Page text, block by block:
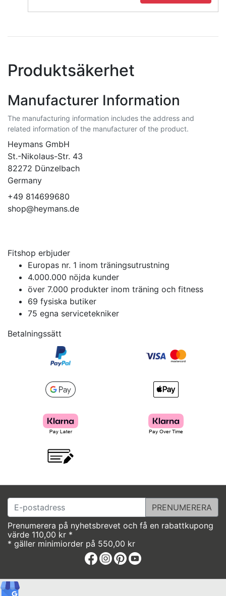
Produktsäkerhet
Manufacturer Information
The manufacturing information includes the address and
related information of the manufacturer of the product.
Heymans GmbH
St.-Nikolaus-Str. 43
82272 Dünzelbach
Germany
+49 814699680
shop@heymans.de
Fitshop erbjuder
Europas nr. 1 inom träningsutrustning
4.000.000 nöjda kunder
över 7.000 produkter inom träning och fitness
69 fysiska butiker
75 egna servicetekniker
Betalningssätt
E-postadress
Prenumerera på nyhetsbrevet och få en rabattkupong
värde 110,00 kr *
* gäller minimiorder på 550,00 kr
Facebook
Instagram
Pinterest